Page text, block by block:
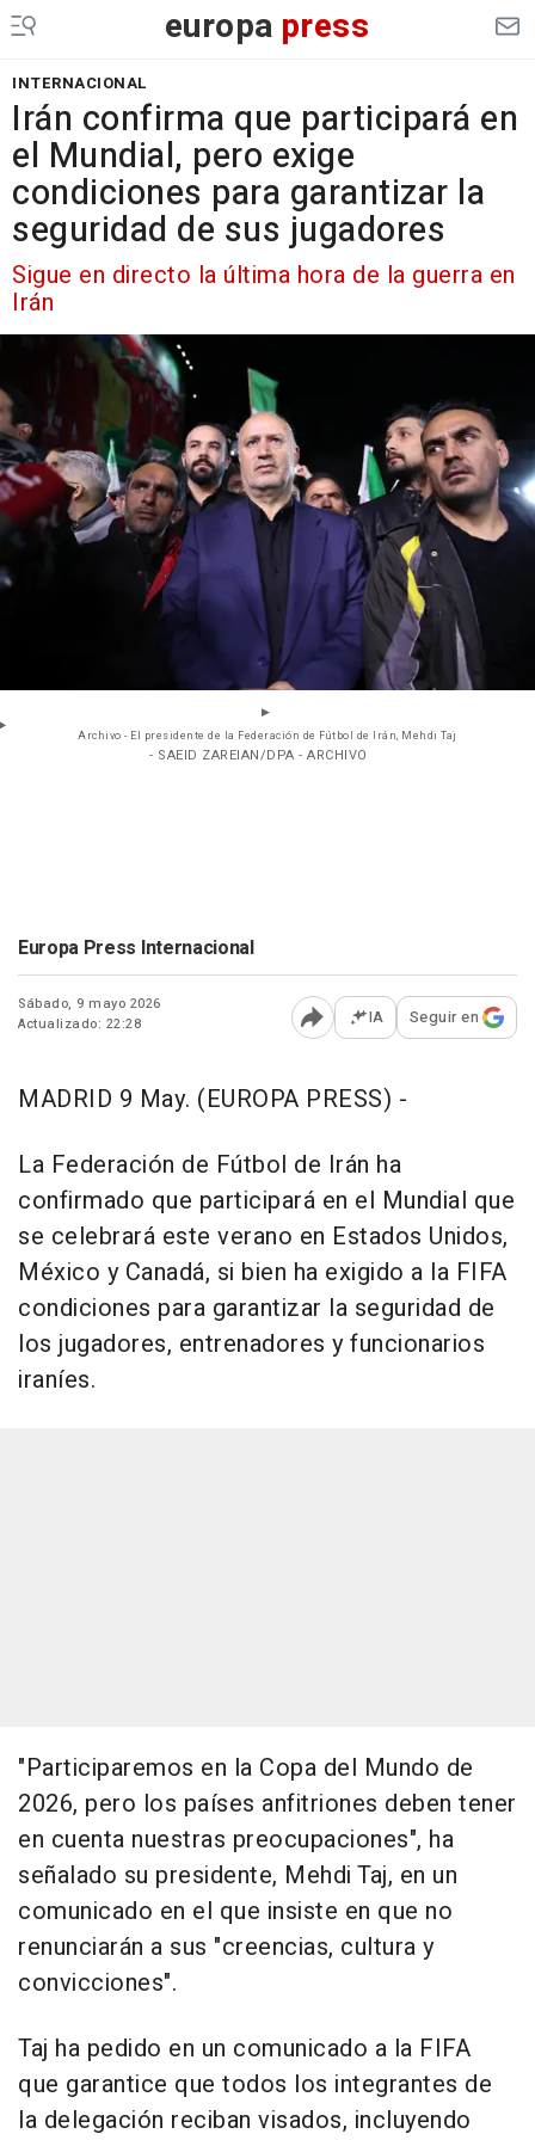
europa press
INTERNACIONAL
Irán confirma que participará en
el Mundial, pero exige
condiciones para garantizar la
seguridad de sus jugadores
Sigue en directo la última hora de la guerra en
Irán
Archivo - El presidente de la Federación de Fútbol de Irán, Mehdi Taj
- SAEID ZAREIAN/DPA - ARCHIVO
Europa Press Internacional
Sábado, 9 mayo 2026
Actualizado: 22:28
Abrir opciones para
IA Seguir en
MADRID 9 May. (EUROPA PRESS) -
La Federación de Fútbol de Irán ha
confirmado que participará en el Mundial que
se celebrará este verano en Estados Unidos,
México y Canadá, si bien ha exigido a la FIFA
condiciones para garantizar la seguridad de
los jugadores, entrenadores y funcionarios
iraníes.
"Participaremos en la Copa del Mundo de
2026, pero los países anfitriones deben tener
en cuenta nuestras preocupaciones", ha
señalado su presidente, Mehdi Taj, en un
comunicado en el que insiste en que no
renunciarán a sus "creencias, cultura y
convicciones".
Taj ha pedido en un comunicado a la FIFA
que garantice que todos los integrantes de
la delegación reciban visados, incluyendo